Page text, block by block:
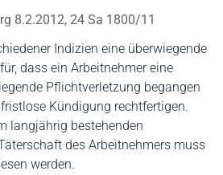
8.2.2012, 24 Sa 1800/11
Indizien eine überwiegende
dass ein Arbeitnehmer eine
Pflichtverletzung begangen
Kündigung rechtfertigen.
langjährig bestehenden
des Arbeitnehmers muss
werden.